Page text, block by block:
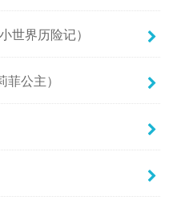
世界历险记）
公主）